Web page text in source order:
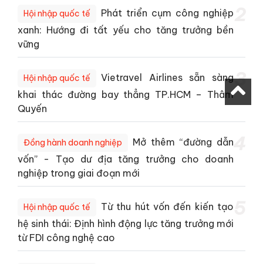
Hội nhập quốc tế
Phát triển cụm công nghiệp
xanh: Hướng đi tất yếu cho tăng trưởng bền
vững
Hội nhập quốc tế
Vietravel Airlines sẵn sàng
khai thác đường bay thẳng TP.HCM – Thâm
Quyến
3
Đồng hành doanh nghiệp
Mở thêm “đường dẫn
vốn” - Tạo dư địa tăng trưởng cho doanh
nghiệp trong giai đoạn mới
Hội nhập quốc tế
Từ thu hút vốn đến kiến tạo
hệ sinh thái: Định hình động lực tăng trưởng mới
từ FDI công nghệ cao